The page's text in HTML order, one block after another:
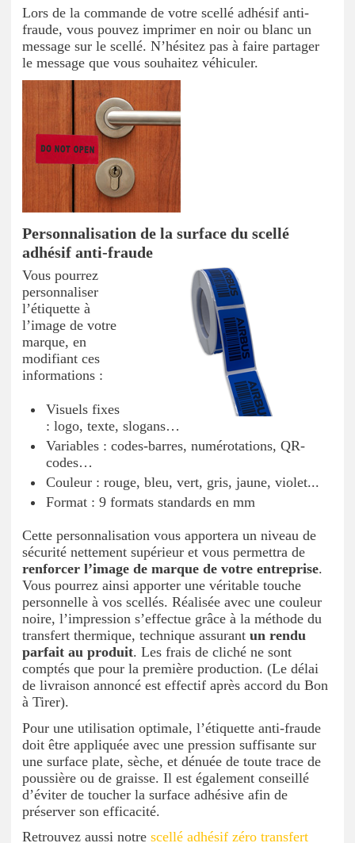
Lors de la commande de votre scellé adhésif anti-
fraude, vous pouvez imprimer en noir ou blanc un
message sur le scellé. N’hésitez pas à faire partager
le message que vous souhaitez véhiculer.
Personnalisation de la surface du scellé
adhésif anti-fraude
Vous pourrez
personnaliser
l’étiquette à
l’image de votre
marque, en
modifiant ces
informations :
Visuels fixes
: logo, texte, slogans…
Variables : codes-barres, numérotations, QR-
codes…
Couleur : rouge, bleu, vert, gris, jaune, violet...
Format : 9 formats standards en mm
Cette personnalisation vous apportera un niveau de
sécurité nettement supérieur et vous permettra de
renforcer l’image de marque de votre entreprise.
Vous pourrez ainsi apporter une véritable touche
personnelle à vos scellés. Réalisée avec une couleur
noire, l’impression s’effectue grâce à la méthode du
transfert thermique, technique assurant un rendu
parfait au produit. Les frais de cliché ne sont
comptés que pour la première production. (Le délai
de livraison annoncé est effectif après accord du Bon
à Tirer).
Pour une utilisation optimale, l’étiquette anti-fraude
doit être appliquée avec une pression suffisante sur
une surface plate, sèche, et dénuée de toute trace de
poussière ou de graisse. Il est également conseillé
d’éviter de toucher la surface adhésive afin de
préserver son efficacité.
Retrouvez aussi notre scellé adhésif zéro transfert